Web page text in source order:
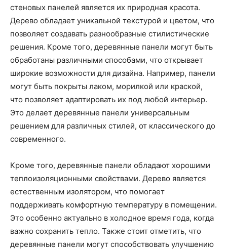
стеновых панелей является их природная красота.
Дерево обладает уникальной текстурой и цветом, что
позволяет создавать разнообразные стилистические
решения. Кроме того, деревянные панели могут быть
обработаны различными способами, что открывает
широкие возможности для дизайна. Например, панели
могут быть покрыты лаком, морилкой или краской,
что позволяет адаптировать их под любой интерьер.
Это делает деревянные панели универсальным
решением для различных стилей, от классического до
современного.
Кроме того, деревянные панели обладают хорошими
теплоизоляционными свойствами. Дерево является
естественным изолятором, что помогает
поддерживать комфортную температуру в помещении.
Это особенно актуально в холодное время года, когда
важно сохранить тепло. Также стоит отметить, что
деревянные панели могут способствовать улучшению